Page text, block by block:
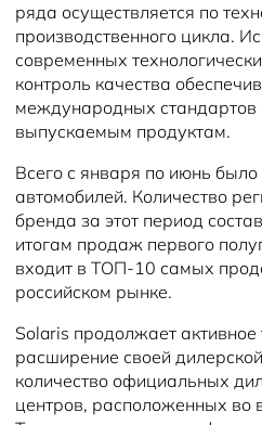
ряда осуществляется по
производственного цикла.
современных
контроль качества
международных стандартов
выпускаемым продуктам.
Всего с января по июнь
автомобилей. Количество
бренда за этот период
итогам продаж первого
входит в ТОП-10 самых
российском рынке.
Solaris продолжает активное
расширение своей
количество официальных
центров, расположенных во